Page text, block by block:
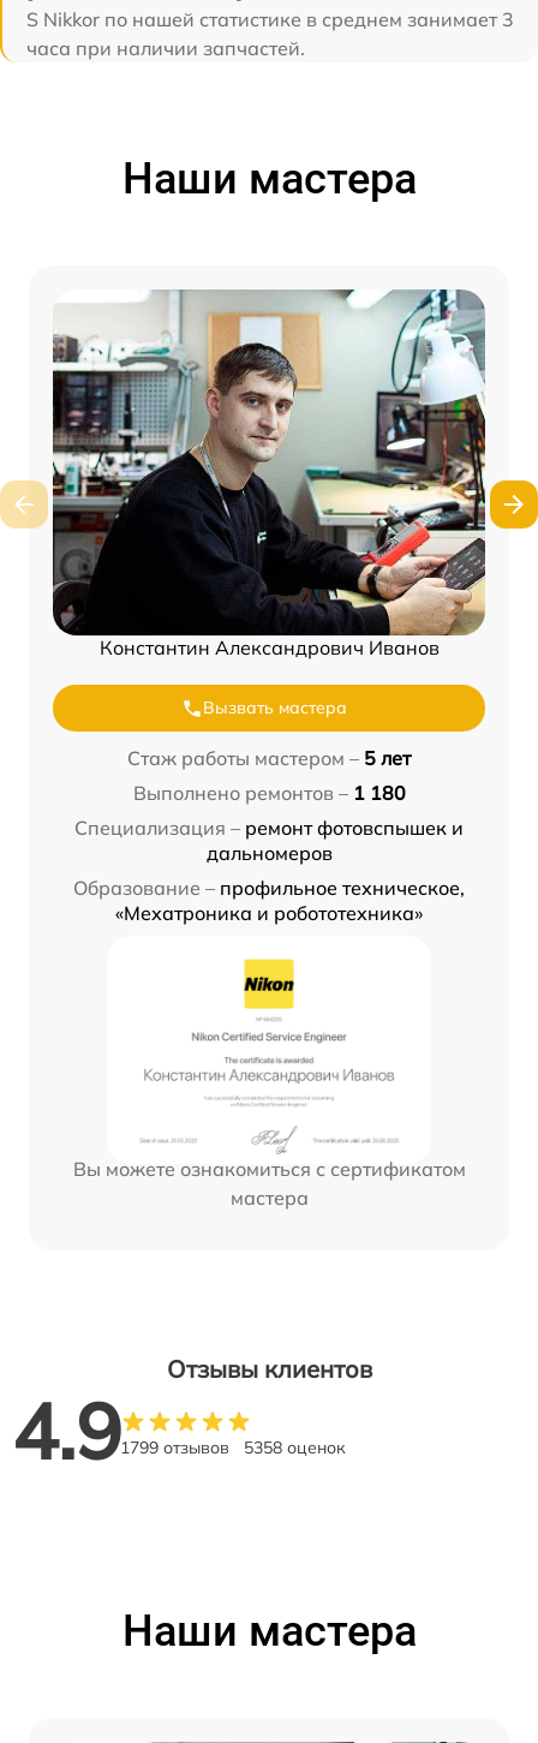
S Nikkor по нашей статистике в среднем занимает 3
часа при наличии запчастей.
Наши мастера
Константин Александрович Иванов
Вызвать мастера
Стаж работы мастером – 5 лет
Выполнено ремонтов – 1 180
Специализация – ремонт фотовспышек и
дальномеров
Образование – профильное техническое,
«Мехатроника и робототехника»
Вы можете ознакомиться с сертификатом
мастера
Отзывы клиентов
4.91799 отзывов 5358 оценок
Наши мастера